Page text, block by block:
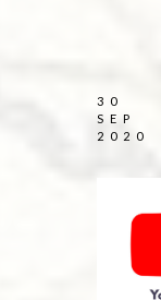
30
SEP
2020